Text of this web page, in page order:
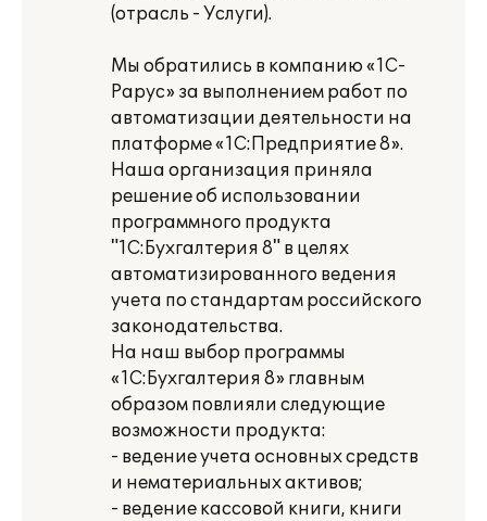
(отрасль - Услуги).
Мы обратились в компанию «1С-
Рарус» за выполнением работ по
автоматизации деятельности на
платформе «1С:Предприятие 8».
Наша организация приняла
решение об использовании
программного продукта
"1C:Бухгалтерия 8" в целях
автоматизированного ведения
учета по стандартам российского
законодательства.
На наш выбор программы
«1С:Бухгалтерия 8» главным
образом повлияли следующие
возможности продукта:
- ведение учета основных средств
и нематериальных активов;
- ведение кассовой книги, книги